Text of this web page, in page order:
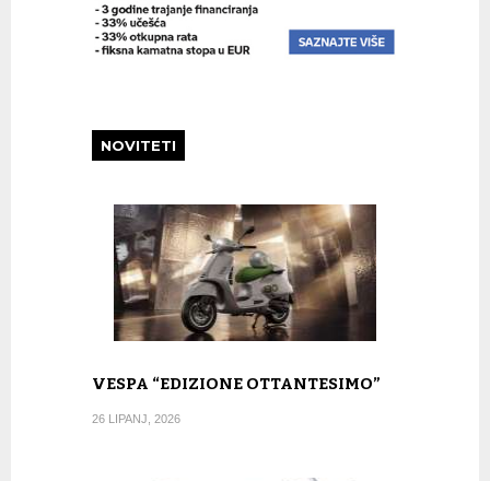
NOVITETI
VESPA “EDIZIONE OTTANTESIMO”
26 LIPANJ, 2026